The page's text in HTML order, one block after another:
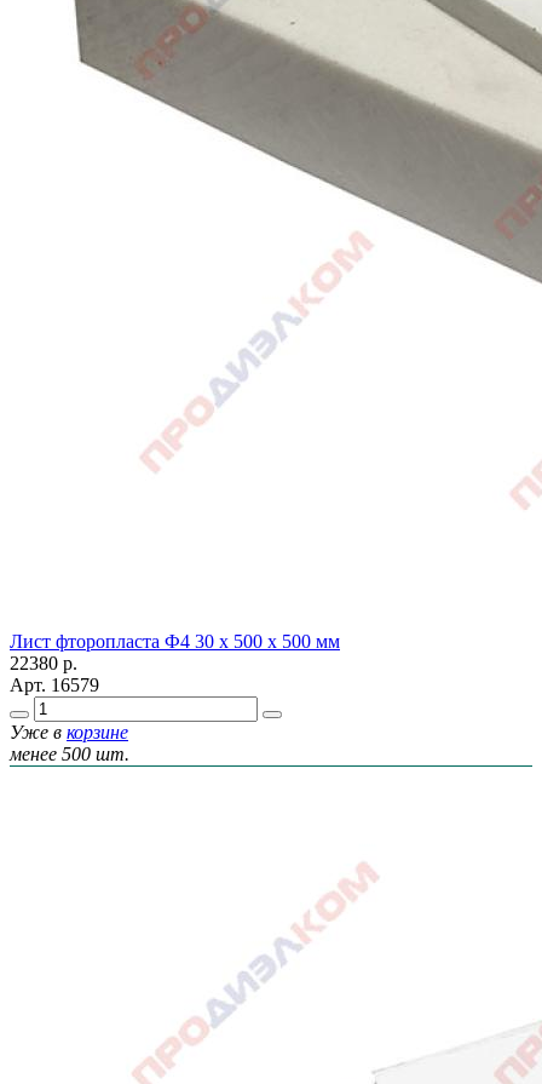
Лист фторопласта Ф4 30 х 500 х 500 мм
22380 р.
Арт. 16579
Уже в корзине
менее 500 шт.